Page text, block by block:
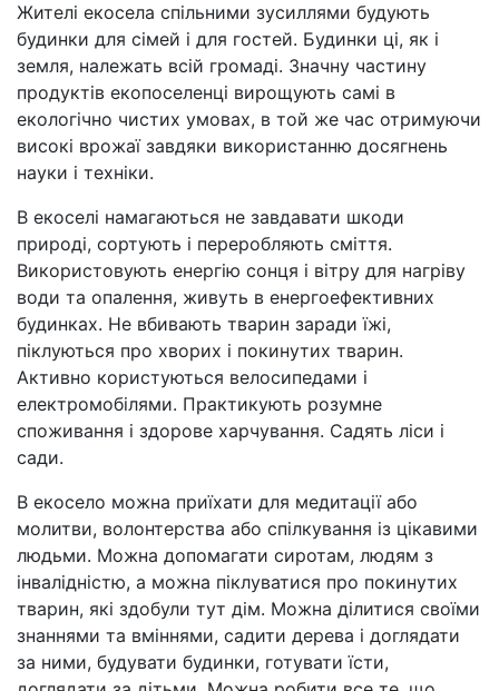
Жителі екосела спільними зусиллями будують
будинки для сімей і для гостей. Будинки ці, як і
земля, належать всій громаді. Значну частину
продуктів екопоселенці вирощують самі в
екологічно чистих умовах, в той же час отримуючи
високі врожаї завдяки використанню досягнень
науки і техніки.
В екоселі намагаються не завдавати шкоди
природі, сортують і переробляють сміття.
Використовують енергію сонця і вітру для нагріву
води та опалення, живуть в енергоефективних
будинках. Не вбивають тварин заради їжі,
піклуються про хворих і покинутих тварин.
Активно користуються велосипедами і
електромобілями. Практикують розумне
споживання і здорове харчування. Садять ліси і
сади.
В екосело можна приїхати для медитації або
молитви, волонтерства або спілкування із цікавими
людьми. Можна допомагати сиротам, людям з
інвалідністю, а можна піклуватися про покинутих
тварин, які здобули тут дім. Можна ділитися своїми
знаннями та вміннями, садити дерева і доглядати
за ними, будувати будинки, готувати їсти,